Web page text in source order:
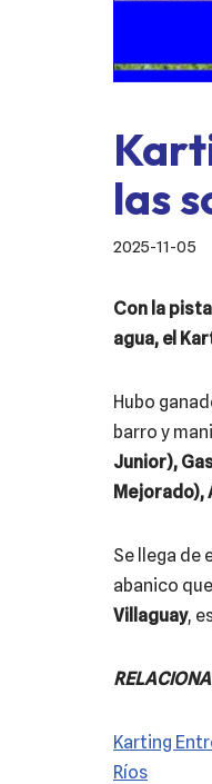
las
2025-11-05
Con la
agua, el
Hubo
barro y
Junior),
Mejorado),
Se llega de
abanico
Villaguay,
Karting
Ríos